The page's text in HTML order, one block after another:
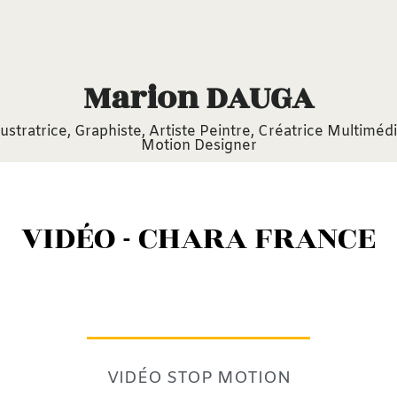
Marion DAUGA
Graphiste, Artiste Peintre, Créatrice
Motion Designer
VIDÉO - CHARA FRANCE
VIDÉO STOP MOTION